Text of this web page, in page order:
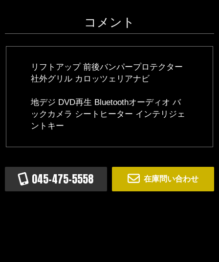
コメント
リフトアップ 前後バンパープロテクター
社外グリル カロッツェリアナビ
地デジ DVD再生 Bluetoothオーディオ バ
ックカメラ シートヒーター インテリジェ
ントキー
045-475-5558 在庫問い合わせ